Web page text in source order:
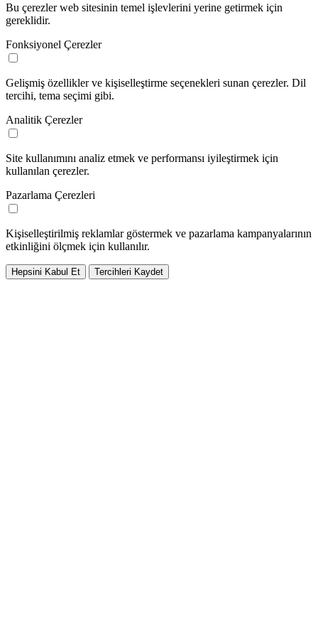
Bu çerezler web sitesinin temel işlevlerini yerine getirmek için
gereklidir.
Fonksiyonel Çerezler
Gelişmiş özellikler ve kişiselleştirme seçenekleri sunan çerezler. Dil
tercihi, tema seçimi gibi.
Analitik Çerezler
Site kullanımını analiz etmek ve performansı iyileştirmek için
kullanılan çerezler.
Pazarlama Çerezleri
Kişiselleştirilmiş reklamlar göstermek ve pazarlama kampanyalarının
etkinliğini ölçmek için kullanılır.
Hepsini Kabul Et Tercihleri Kaydet